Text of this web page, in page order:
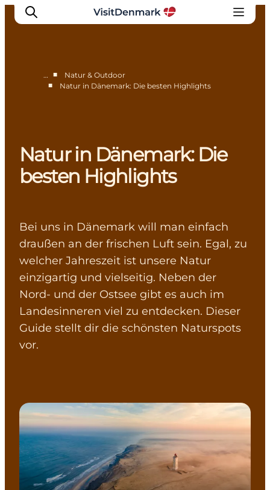
Unterkünfte
Reiseplanung
… ■
Natur & Outdoor
■
Natur in Dänemark: Die besten Highlights
Natur in Dänemark: Die
besten Highlights
Bei uns in Dänemark will man einfach
draußen an der frischen Luft sein. Egal, zu
welcher Jahreszeit ist unsere Natur
einzigartig und vielseitig. Neben der
Nord- und der Ostsee gibt es auch im
Landesinneren viel zu entdecken. Dieser
Guide stellt dir die schönsten Naturspots
vor.